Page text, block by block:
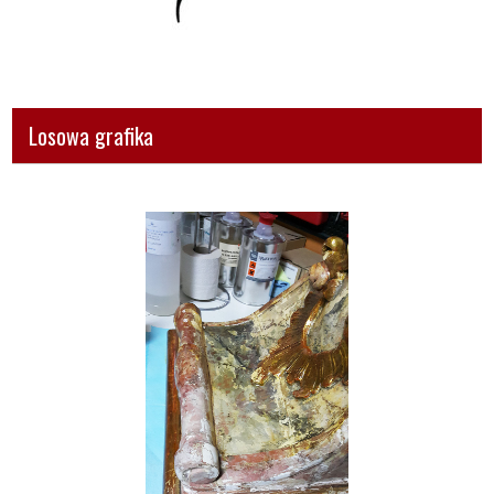
Losowa grafika